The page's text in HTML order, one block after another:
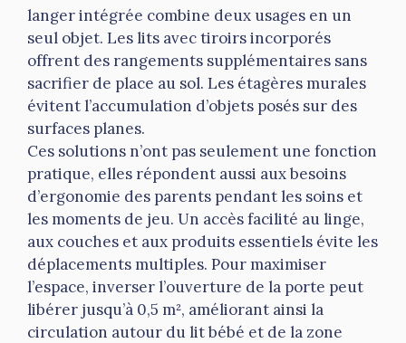
langer intégrée combine deux usages en un
seul objet. Les lits avec tiroirs incorporés
offrent des rangements supplémentaires sans
sacrifier de place au sol. Les étagères murales
évitent l’accumulation d’objets posés sur des
surfaces planes.
Ces solutions n’ont pas seulement une fonction
pratique, elles répondent aussi aux besoins
d’ergonomie des parents pendant les soins et
les moments de jeu. Un accès facilité au linge,
aux couches et aux produits essentiels évite les
déplacements multiples. Pour maximiser
l’espace, inverser l’ouverture de la porte peut
libérer jusqu’à 0,5 m², améliorant ainsi la
circulation autour du lit bébé et de la zone